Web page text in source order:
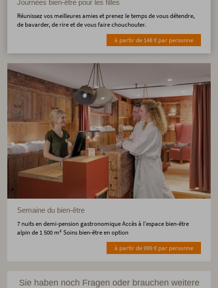
Journées bien-être pour les filles
Réunissez vos meilleures amies et prenez le temps de vous détendre,
de bavarder, de rire et de vous faire chouchouter.
à partir de 148 € par personne
Semaine du bien-être
7 nuits en demi-pension gastronomique Accès à l'espace bien-être
alpin de 1 500 m² Soins bien-être en option
à partir de 999 € par personne
Sie haben noch Fragen oder brauchen weitere